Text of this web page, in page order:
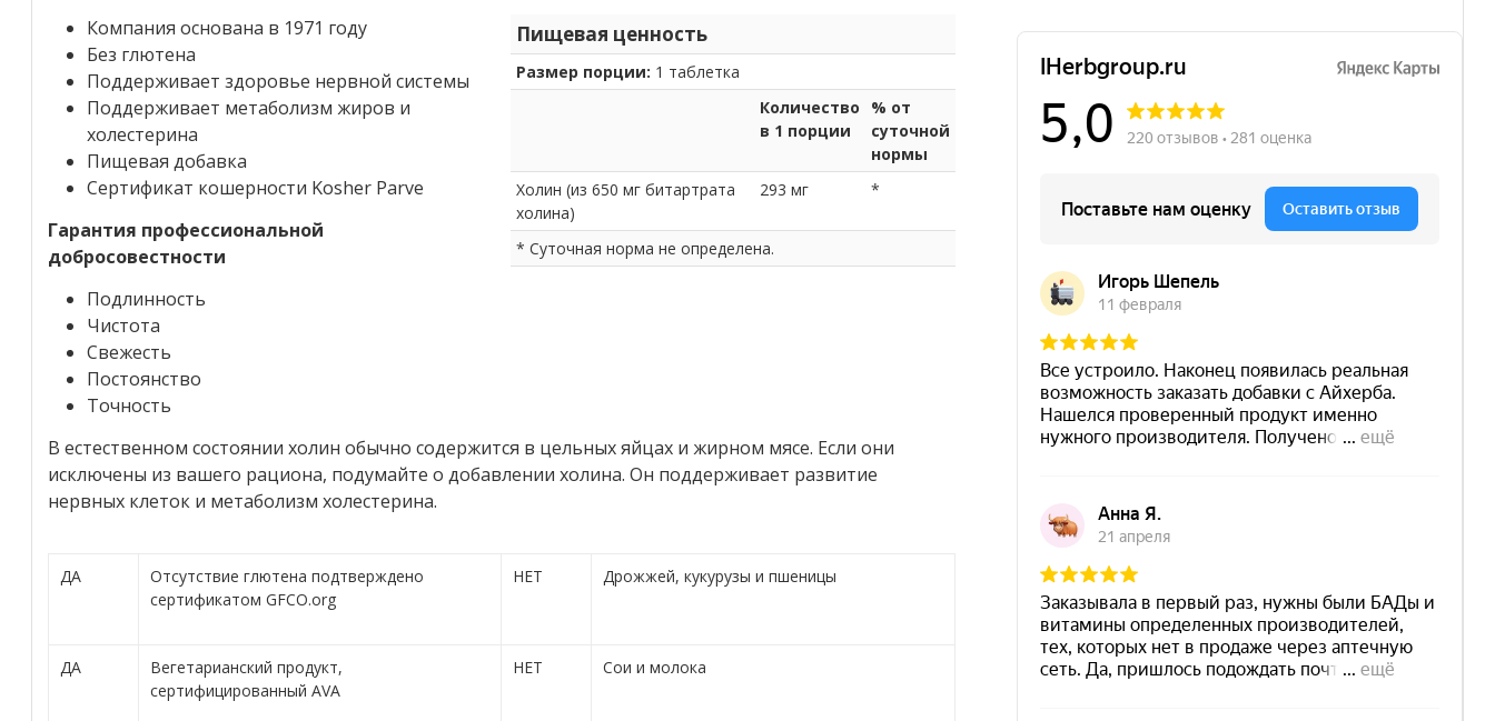
Пищевая ценность
Размер порции: 1 таблетка
Количество
в 1 порции
% от
суточной
нормы
Холин (из 650 мг битартрата
холина)
293 мг *
* Суточная норма не определена.
Компания основана в 1971 году
Без глютена
Поддерживает здоровье нервной системы
Поддерживает метаболизм жиров и
холестерина
Пищевая добавка
Сертификат кошерности Kosher Parve
Гарантия профессиональной
добросовестности
Подлинность
Чистота
Свежесть
Постоянство
Точность
В естественном состоянии холин обычно содержится в цельных яйцах и жирном мясе. Если они
исключены из вашего рациона, подумайте о добавлении холина. Он поддерживает развитие
нервных клеток и метаболизм холестерина.
ДА
Отсутствие глютена подтверждено
сертификатом GFCO.org
НЕТ Дрожжей, кукурузы и пшеницы
ДА
Вегетарианский продукт,
сертифицированный AVA
НЕТ Сои и молока